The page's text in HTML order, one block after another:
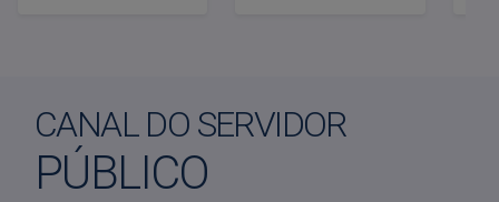
CANAL DO SERVIDOR
PÚBLICO